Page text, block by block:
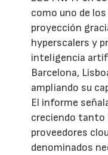
como uno de
proyección
hyperscalers y
inteligencia
Barcelona,
ampliando su
El informe
creciendo tanto
proveedores
denominados